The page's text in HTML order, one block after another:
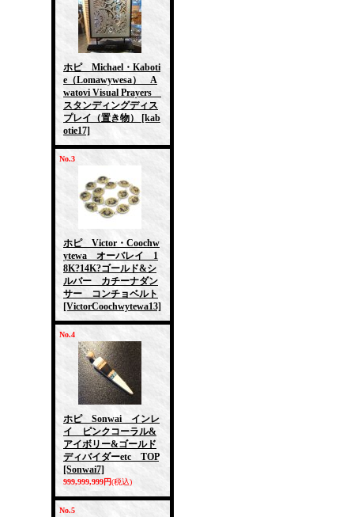
ホピ Michael・Kaboti
e（Lomawywesa） A
watovi Visual Prayers
スタンディングディス
プレイ（置き物）
[kab
otie17]
No.3
ホピ Victor・Coochw
ytewa オーバレイ 1
8K?14K?ゴールド&シ
ルバー カチーナダン
サー コンチョベルト
[VictorCoochwytewa13]
No.4
ホピ Sonwai インレ
イ ピンクコーラル&
アイボリー&ゴールド
ディバイダーetc TOP
[Sonwai7]
999,999,999円(税込)
No.5